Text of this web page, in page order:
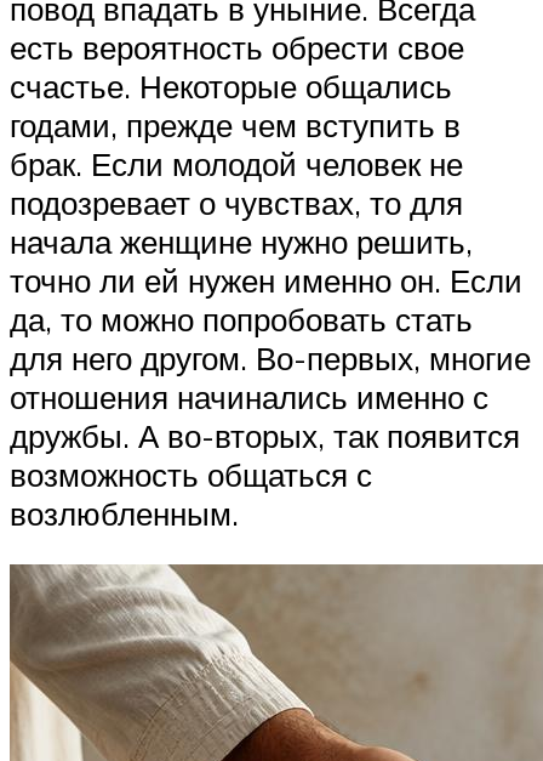
повод впадать в уныние. Всегда
есть вероятность обрести свое
счастье. Некоторые общались
годами, прежде чем вступить в
брак. Если молодой человек не
подозревает о чувствах, то для
начала женщине нужно решить,
точно ли ей нужен именно он. Если
да, то можно попробовать стать
для него другом. Во-первых, многие
отношения начинались именно с
дружбы. А во-вторых, так появится
возможность общаться с
возлюбленным.